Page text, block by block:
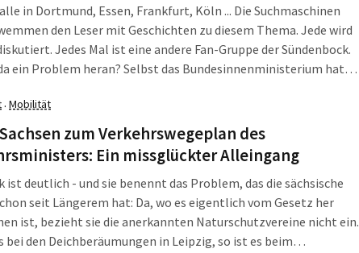
in Dortmund, Essen, Frankfurt, Köln ... Die Suchmaschinen
den Leser mit Geschichten zu diesem Thema. Jede wird
Jedes Mal ist eine andere Fan-Gruppe der Sündenbock.
ein Problem heran? Selbst das Bundesinnenministerium hatte
Fankultur an die Sache. Am 20. und 21. Juli fand in Würzburg
des Instituts für Fankultur statt.
· Mobilität
zum Verkehrswegeplan des
Ein missglückter Alleingang
ist deutlich - und sie benennt das Problem, das die sächsische
seit Längerem hat: Da, wo es eigentlich vom Gesetz her
ist, bezieht sie die anerkannten Naturschutzvereine nicht ein.
bei den Deichberäumungen in Leipzig, so ist es beim